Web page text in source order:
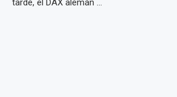
tarde, el DAX alemán ...